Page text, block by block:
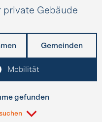
private Gebäude
Gemeinden
Mobilität
gefunden